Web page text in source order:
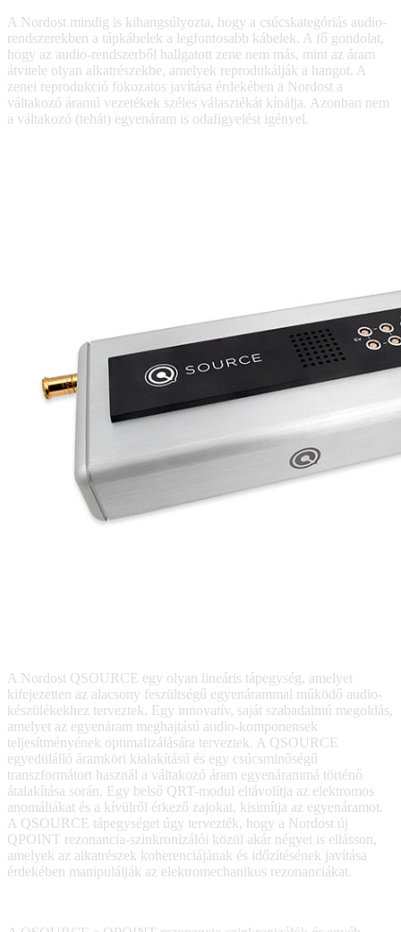
A Nordost mindig is kihangsúlyozta, hogy a csúcskategóriás audio-
rendszerekben a tápkábelek a legfontosabb kábelek. A fő gondolat,
hogy az audio-rendszerből hallgatott zene nem más, mint az áram
átvitele olyan alkatrészekbe, amelyek reprodukálják a hangot. A
zenei reprodukció fokozatos javítása érdekében a Nordost a
váltakozó áramú vezetékek széles választékát kínálja. Azonban nem
a váltakozó (tehát) egyenáram is odafigyelést igényel.
A Nordost QSOURCE egy olyan lineáris tápegység, amelyet
kifejezetten az alacsony feszültségű egyenárammal működő audio-
készülékekhez terveztek. Egy innovatív, saját szabadalmú megoldás,
amelyet az egyenáram meghajtású audio-komponensek
teljesítményének optimalizálására terveztek. A QSOURCE
egyedülálló áramköri kialakítású és egy csúcsminőségű
transzformátort használ a váltakozó áram egyenárammá történő
átalakítása során. Egy belső QRT-modul eltávolítja az elektromos
anomáliákat és a kívülről érkező zajokat, kisimítja az egyenáramot.
A QSOURCE tápegységet úgy tervezték, hogy a Nordost új
QPOINT rezonancia-szinkronizálói közül akár négyet is ellásson,
amelyek az alkatrészek koherenciájának és időzítésének javítása
érdekében manipulálják az elektromechanikus rezonanciákat.